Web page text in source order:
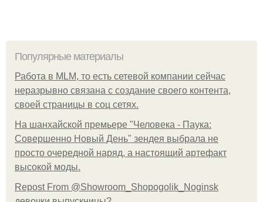
Популярные материалы
Работа в MLM, то есть сетевой компании сейчас
неразрывно связана с создание своего контента,
своей страницы в соц сетях.
На шанхайской премьере "Человека - Паука:
Совершенно Новый День" зендея выбрала не
просто очередной наряд, а настоящий артефакт
высокой моды.
Repost From @Showroom_Shopogolik_Noginsk